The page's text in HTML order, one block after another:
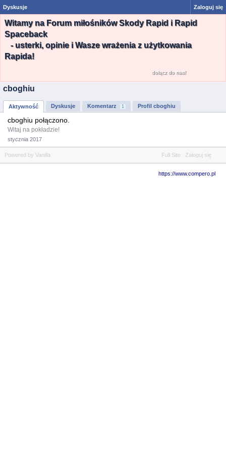
Dyskusje Zaloguj się
Witamy na Forum miłośników Skody Rapid i Rapid
Spaceback
- usterki, opinie i Wasze wrażenia z użytkowania
Rapida!
dołącz do nas!
cboghiu
Aktywność Dyskusje Komentarz 1 Profil cboghiu
cboghiu połączono.
Witaj na pokładzie!
stycznia 2017
Full Site Zaloguj się
https://www.compero.pl
Powered by Vanilla